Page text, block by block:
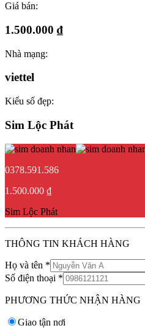
Giá bán:
1.500.000 ₫
Nhà mạng:
viettel
Kiểu số đẹp:
Sim Lộc Phát
0378.591.586
1.500.000 ₫
Sim Lộc Phát
THÔNG TIN KHÁCH HÀNG
Họ và tên *
Số điện thoại *
PHƯƠNG THỨC NHẬN HÀNG
Giao tận nơi